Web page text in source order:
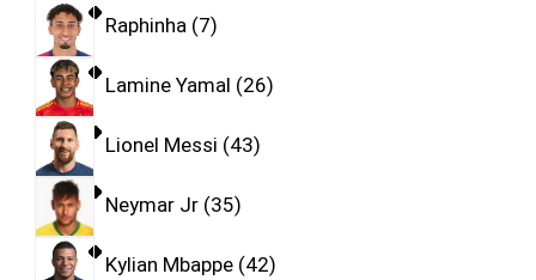
Raphinha 7
Lamine Yamal 26
Lionel Messi 43
Neymar Jr 35
Kylian Mbappe 42